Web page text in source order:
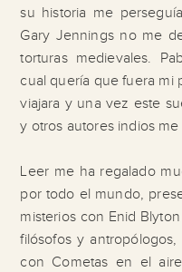
su historia me
Gary Jennings no me
torturas medievales.
cual quería que fuera mi
viajara y una vez este
y otros autores indios
Leer me ha regalado
por todo el mundo,
misterios con Enid
filósofos y
con Cometas en el